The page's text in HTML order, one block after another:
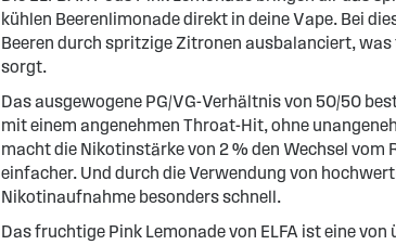
kühlen Beerenlimonade direkt in deine Vape. Bei
Beeren durch spritzige Zitronen ausbalanciert, was
sorgt.
Das ausgewogene PG/VG-Verhältnis von 50/50
mit einem angenehmen Throat-Hit, ohne
macht die Nikotinstärke von 2 % den Wechsel vom
einfacher. Und durch die Verwendung von
Nikotinaufnahme besonders schnell.
Das fruchtige Pink Lemonade von ELFA ist eine